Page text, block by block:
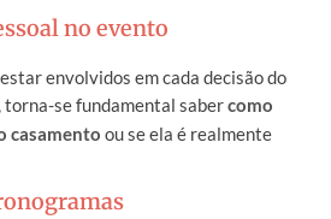
no evento
envolvidos em cada decisão do
torna-se fundamental sabercomo
casamento ou se ela é realmente